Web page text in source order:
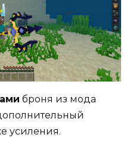
броня из мода
усиления.